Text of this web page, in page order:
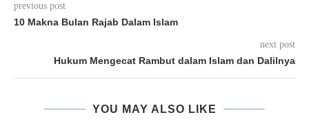
previous post
10 Makna Bulan Rajab Dalam Islam
next post
Hukum Mengecat Rambut dalam Islam dan Dalilnya
YOU MAY ALSO LIKE